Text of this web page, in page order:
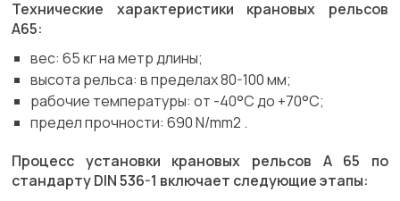
Технические характеристики крановых рельсов
А65:
вес: 65 кг на метр длины;
высота рельса: в пределах 80-100 мм;
рабочие температуры: от -40°C до +70°C;
предел прочности: 690 N/mm2 .
Процесс установки крановых рельсов А 65 по
стандарту DIN 536-1 включает следующие этапы: